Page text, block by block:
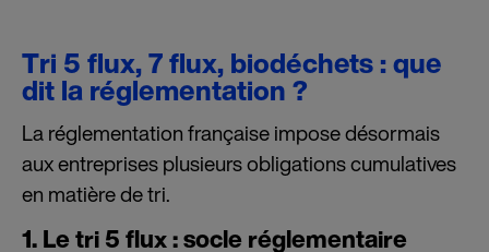
Tri 5 flux, 7 flux, biodéchets : que
dit la réglementation ?
La réglementation française impose désormais
aux entreprises plusieurs obligations cumulatives
en matière de tri.
1. Le tri 5 flux : socle réglementaire